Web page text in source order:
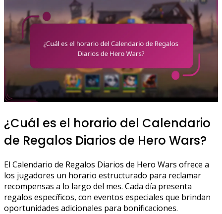
¿Cuál es el horario del Calendario
de Regalos Diarios de Hero Wars?
El Calendario de Regalos Diarios de Hero Wars ofrece a
los jugadores un horario estructurado para reclamar
recompensas a lo largo del mes. Cada día presenta
regalos específicos, con eventos especiales que brindan
oportunidades adicionales para bonificaciones.